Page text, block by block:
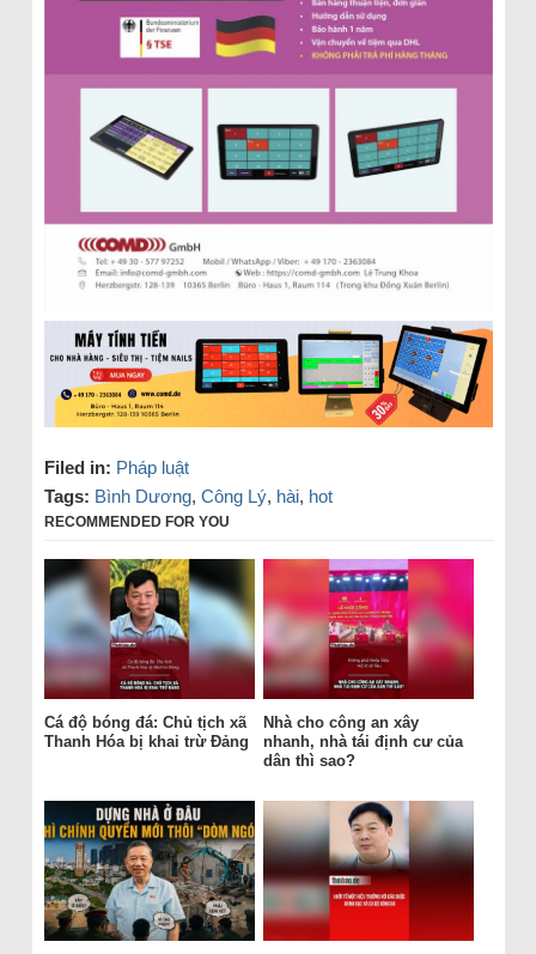
Filed in: Pháp luật
Tags: Bình Dương, Công Lý, hài, hot
RECOMMENDED FOR YOU
Cá độ bóng đá: Chủ tịch xã
Thanh Hóa bị khai trừ Đảng
Nhà cho công an xây
nhanh, nhà tái định cư của
dân thì sao?